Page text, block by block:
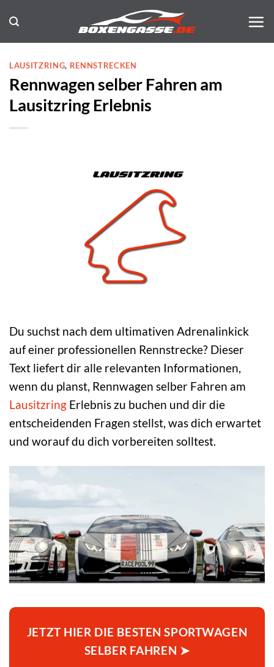
Inhalt
springen
LAUSITZRING, RENNSTRECKEN
Rennwagen selber Fahren am
Lausitzring Erlebnis
Du suchst nach dem ultimativen Adrenalinkick
auf einer professionellen Rennstrecke? Dieser
Text liefert dir alle relevanten Informationen,
wenn du planst, Rennwagen selber Fahren am
Lausitzring Erlebnis zu buchen und dir die
entscheidenden Fragen stellst, was dich erwartet
und worauf du dich vorbereiten solltest.
JETZT HIER DIE BESTEN SPORTWAGEN
SELBER FAHREN ➤